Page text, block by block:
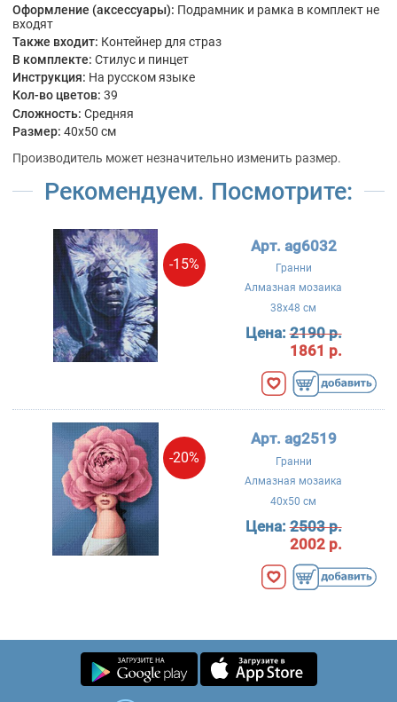
Оформление (аксессуары): Подрамник и рамка в комплект не
входят
Также входит: Контейнер для страз
В комплекте: Стилус и пинцет
Инструкция: На русском языке
Кол-во цветов: 39
Сложность: Средняя
Размер: 40x50 см
Производитель может незначительно изменить размер.
Рекомендуем. Посмотрите:
-15%
Арт. ag6032
Гранни
Алмазная мозаика
38x48 см
Цена:2190 р.
1861 р.
-20%
Арт. ag2519
Гранни
Алмазная мозаика
40x50 см
Цена:2503 р.
2002 р.